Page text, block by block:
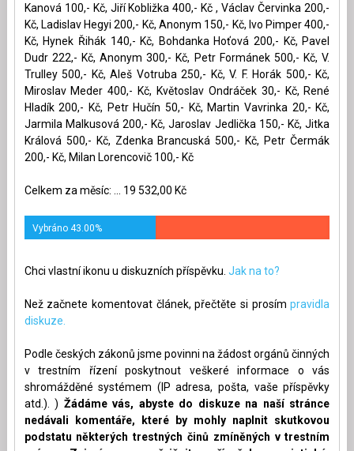
Kanová 100,- Kč, Jiří Kobližka 400,- Kč , Václav Červinka 200,-
Kč, Ladislav Hegyi 200,- Kč, Anonym 150,- Kč, Ivo Pimper 400,-
Kč, Hynek Řihák 140,- Kč, Bohdanka Hoťová 200,- Kč, Pavel
Dudr 222,- Kč, Anonym 300,- Kč, Petr Formánek 500,- Kč, V.
Trulley 500,- Kč, Aleš Votruba 250,- Kč, V. F. Horák 500,- Kč,
Miroslav Meder 400,- Kč, Květoslav Ondráček 30,- Kč, René
Hladík 200,- Kč, Petr Hučín 50,- Kč, Martin Vavrinka 20,- Kč,
Jarmila Malkusová 200,- Kč, Jaroslav Jedlička 150,- Kč, Jitka
Králová 500,- Kč, Zdenka Brancuská 500,- Kč, Petr Čermák
200,- Kč, Milan Lorencovič 100,- Kč
Celkem za měsíc: ... 19 532,00 Kč
Vybráno 43.00%
Chci vlastní ikonu u diskuzních příspěvku. Jak na to?
Než začnete komentovat článek, přečtěte si prosímpravidla
diskuze.
Podle českých zákonů jsme povinni na žádost orgánů činných
v trestním řízení poskytnout veškeré informace o vás
shromážděné systémem (IP adresa, pošta, vaše příspěvky
atd.). ) Žádáme vás, abyste do diskuze na naší stránce
nedávali komentáře, které by mohly naplnit skutkovou
podstatu některých trestných činů zmíněných v trestním